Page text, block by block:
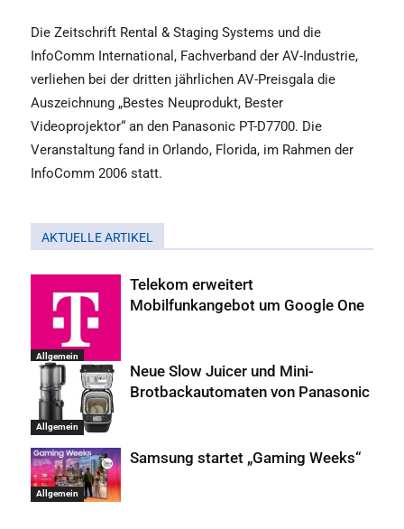
Die Zeitschrift Rental & Staging Systems und die
InfoComm International, Fachverband der AV-Industrie,
verliehen bei der dritten jährlichen AV-Preisgala die
Auszeichnung „Bestes Neuprodukt, Bester
Videoprojektor“ an den Panasonic PT-D7700. Die
Veranstaltung fand in Orlando, Florida, im Rahmen der
InfoComm 2006 statt.
AKTUELLE ARTIKEL
Allgemein
Telekom erweitert
Mobilfunkangebot um Google One
Allgemein
Neue Slow Juicer und Mini-
Brotbackautomaten von Panasonic
Allgemein
Samsung startet „Gaming Weeks“